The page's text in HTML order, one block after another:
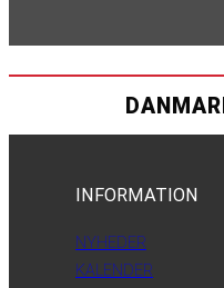
INFORMATION
NYHEDER
KALENDER